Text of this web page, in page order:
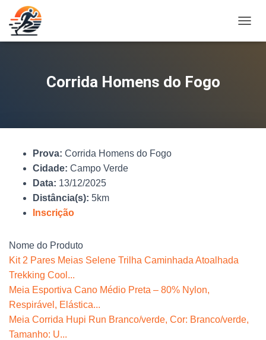
L
Corrida Homens do Fogo
Prova: Corrida Homens do Fogo
Cidade: Campo Verde
Data: 13/12/2025
Distância(s): 5km
Inscrição
Nome do Produto
Kit 2 Pares Meias Selene Trilha Caminhada Atoalhada
Trekking Cool...
Meia Esportiva Cano Médio Preta – 80% Nylon,
Respirável, Elástica...
Meia Corrida Hupi Run Branco/verde, Cor: Branco/verde,
Tamanho: U...